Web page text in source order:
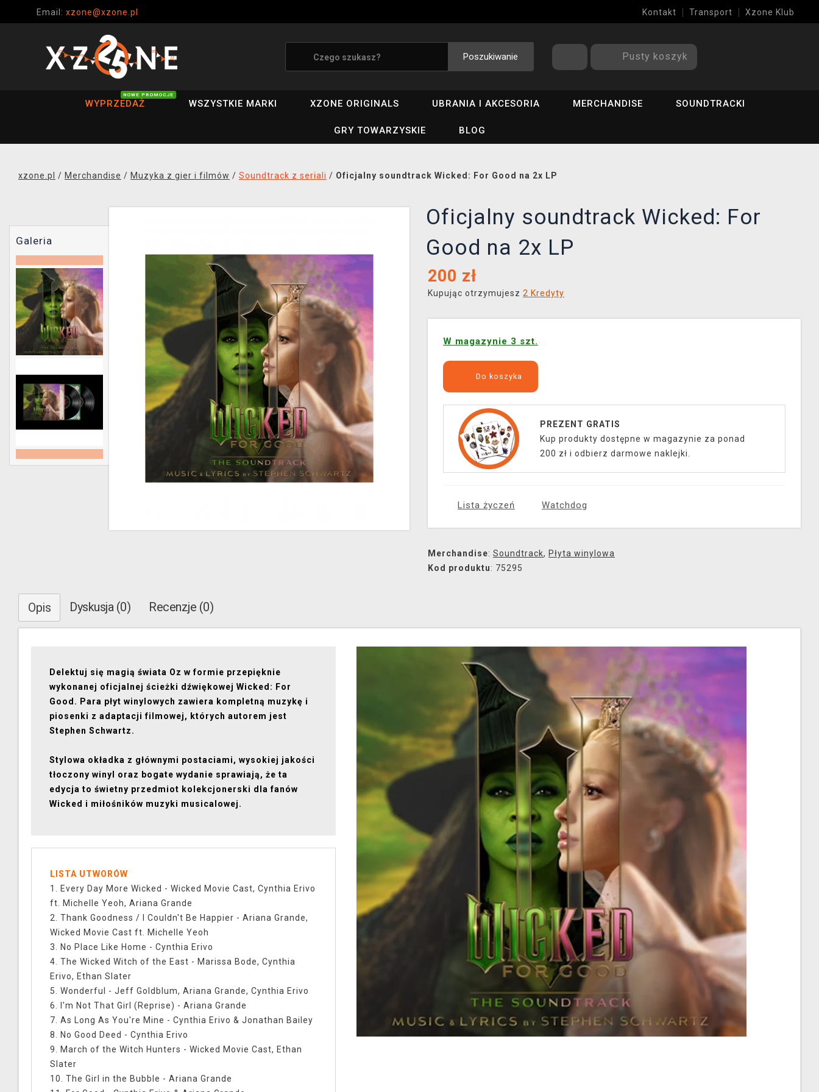
Email: xzone@xzone.pl Kontakt Transport Xzone Klub
Poszukiwanie Pusty koszyk
WYPRZEDAŻ
NOWE PROMOCJE
WSZYSTKIE MARKI XZONE ORIGINALS UBRANIA I AKCESORIA MERCHANDISE SOUNDTRACKI
GRY TOWARZYSKIE BLOG
xzone.pl / Merchandise / Muzyka z gier i filmów / Soundtrack z seriali / Oficjalny soundtrack Wicked: For Good na 2x LP
Galeria
Oficjalny soundtrack Wicked: For
Good na 2x LP
200 zł
Kupując otrzymujesz 2 Kredyty
W magazynie 3 szt.
Do koszyka
PREZENT GRATIS
Kup produkty dostępne w magazynie za ponad
200 zł i odbierz darmowe naklejki.
Lista życzeń Watchdog
Merchandise: Soundtrack, Płyta winylowa
Kod produktu: 75295
Opis Dyskusja (0) Recenzje (0)
Delektuj się magią świata Oz w formie przepięknie
wykonanej oficjalnej ścieżki dźwiękowej Wicked: For
Good. Para płyt winylowych zawiera kompletną muzykę i
piosenki z adaptacji filmowej, których autorem jest
Stephen Schwartz.
Stylowa okładka z głównymi postaciami, wysokiej jakości
tłoczony winyl oraz bogate wydanie sprawiają, że ta
edycja to świetny przedmiot kolekcjonerski dla fanów
Wicked i miłośników muzyki musicalowej.
LISTA UTWORÓW
1. Every Day More Wicked - Wicked Movie Cast, Cynthia Erivo
ft. Michelle Yeoh, Ariana Grande
2. Thank Goodness / I Couldn't Be Happier - Ariana Grande,
Wicked Movie Cast ft. Michelle Yeoh
3. No Place Like Home - Cynthia Erivo
4. The Wicked Witch of the East - Marissa Bode, Cynthia
Erivo, Ethan Slater
5. Wonderful - Jeff Goldblum, Ariana Grande, Cynthia Erivo
6. I'm Not That Girl (Reprise) - Ariana Grande
7. As Long As You're Mine - Cynthia Erivo & Jonathan Bailey
8. No Good Deed - Cynthia Erivo
9. March of the Witch Hunters - Wicked Movie Cast, Ethan
Slater
10. The Girl in the Bubble - Ariana Grande